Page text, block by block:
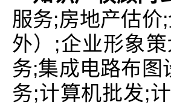
服务;房地产估
外）;企业形象
务;集成电路布图
务;计算机批发;